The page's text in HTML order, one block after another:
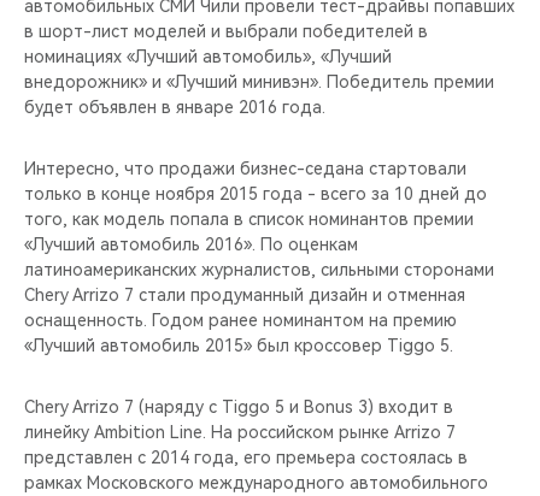
CHERY REMOTE
CHERY И СПОРТ
ВИДЕООБЗОРЫ
CHERY ДЛЯ ДЕТЕЙ
автомобильных СМИ Чили провели тест-драйвы попавших
в шорт-лист моделей и выбрали победителей в
номинациях «Лучший автомобиль», «Лучший
внедорожник» и «Лучший минивэн». Победитель премии
будет объявлен в январе 2016 года.
Интересно, что продажи бизнес-седана стартовали
только в конце ноября 2015 года - всего за 10 дней до
того, как модель попала в список номинантов премии
«Лучший автомобиль 2016». По оценкам
латиноамериканских журналистов, сильными сторонами
Chery Arrizo 7 стали продуманный дизайн и отменная
оснащенность. Годом ранее номинантом на премию
«Лучший автомобиль 2015» был кроссовер Tiggo 5.
Chery Arrizo 7 (наряду с Tiggo 5 и Bonus 3) входит в
линейку Ambition Line. На российском рынке Arrizo 7
представлен с 2014 года, его премьера состоялась в
рамках Московского международного автомобильного